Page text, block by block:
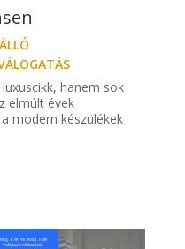
hanem sok
elmúlt évek
modern készülékek